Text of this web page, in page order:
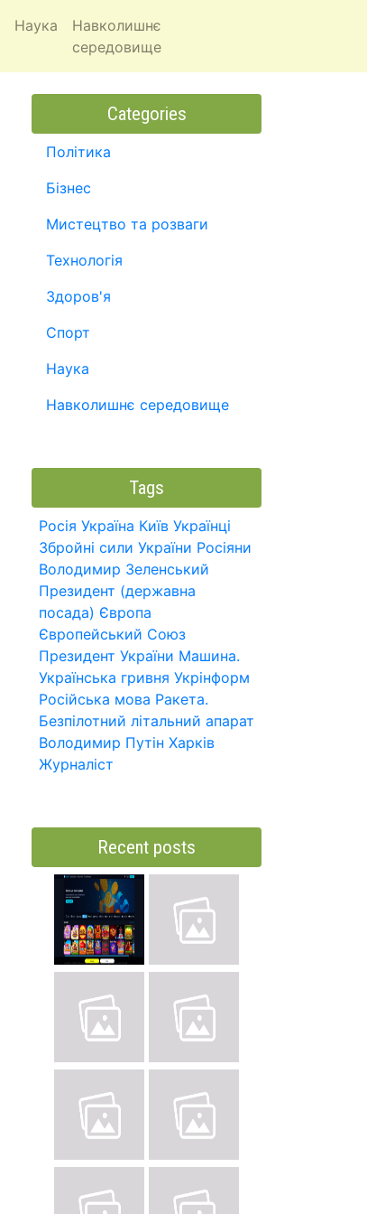
Наука
Навколишнє
середовище
Categories
Політика
Бізнес
Мистецтво та розваги
Технологія
Здоров'я
Спорт
Наука
Навколишнє середовище
Tags
Росія Україна Київ Українці
Збройні сили України Росіяни
Володимир Зеленський
Президент (державна
посада) Європа
Європейський Союз
Президент України Машина.
Українська гривня Укрінформ
Російська мова Ракета.
Безпілотний літальний апарат
Володимир Путін Харків
Журналіст
Recent posts